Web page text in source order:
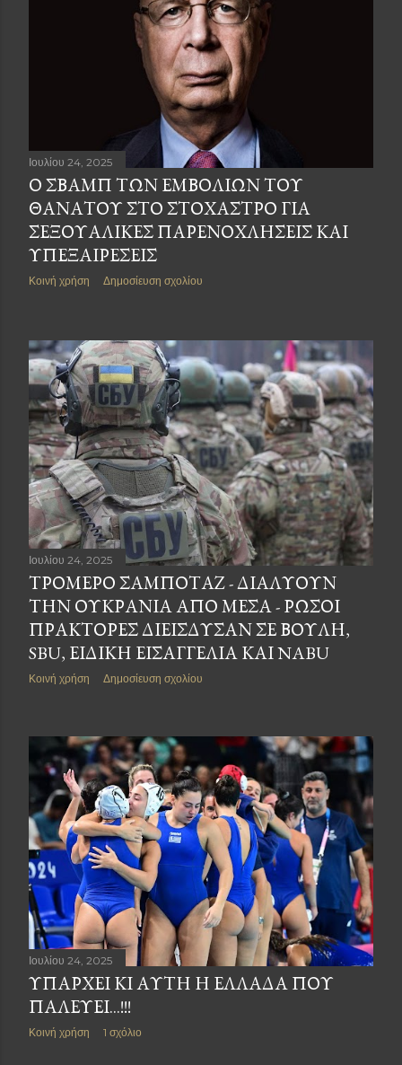
Ιουλίου 24, 2025
Ο ΣΒΑΜΠ ΤΩΝ ΕΜΒΟΛΊΩΝ ΤΟΥ
ΘΑΝΆΤΟΥ ΣΤΟ ΣΤΌΧΑΣΤΡΟ ΓΙΑ
ΣΕΞΟΥΑΛΙΚΈΣ ΠΑΡΕΝΟΧΛΉΣΕΙΣ ΚΑΙ
ΥΠΕΞΑΙΡΈΣΕΙΣ
Κοινή χρήση Δημοσίευση σχολίου
Ιουλίου 24, 2025
ΤΡΟΜΕΡΌ ΣΑΜΠΟΤΆΖ - ΔΙΑΛΎΟΥΝ
ΤΗΝ ΟΥΚΡΑΝΊΑ ΑΠΌ ΜΈΣΑ - ΡΏΣΟΙ
ΠΡΆΚΤΟΡΕΣ ΔΙΕΊΣΔΥΣΑΝ ΣΕ ΒΟΥΛΉ,
SBU, ΕΙΔΙΚΉ ΕΙΣΑΓΓΕΛΊΑ ΚΑΙ NABU
Κοινή χρήση Δημοσίευση σχολίου
Ιουλίου 24, 2025
ΥΠΑΡΧΕΙ ΚΙ ΑΥΤΗ Η ΕΛΛΑΔΑ ΠΟΥ
ΠΑΛΕΥΕΙ...!!!
Κοινή χρήση 1 σχόλιο